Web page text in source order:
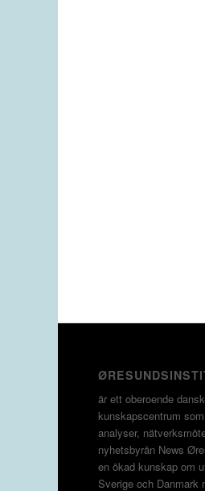
är ett oberoende
kunskapscentrum
analyser,
nyhetsbyrån News
en ökad kunskap om
Sverige och Danmark